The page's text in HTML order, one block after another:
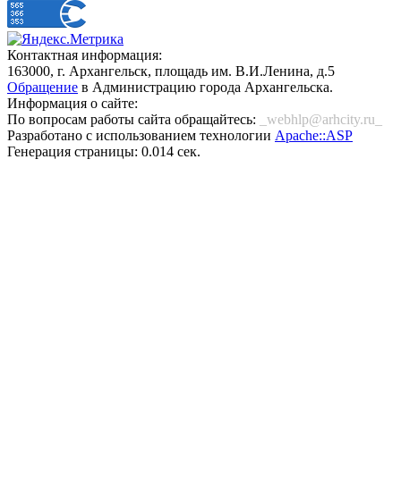
Контактная информация:
163000, г. Архангельск, площадь им. В.И.Ленина, д.5
Обращение в Администрацию города Архангельска.
Информация о сайте:
По вопросам работы сайта обращайтесь:
_webhlp@arhcity.ru_
Разработано с использованием технологии Apache::ASP
Генерация страницы: 0.014 сек.